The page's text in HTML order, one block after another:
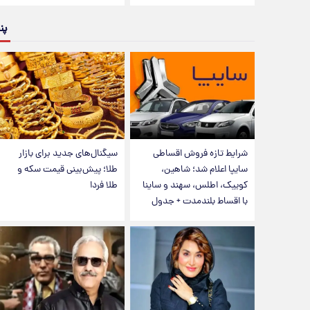
شرایط تازه فروش اقساطی
سایپا اعلام شد؛ شاهین،
کوییک، اطلس، سهند و ساینا
با اقساط بلندمدت + جدول
سیگنال‌های جدید برای بازار
طلا؛ پیش‌بینی قیمت سکه و
طلا فردا